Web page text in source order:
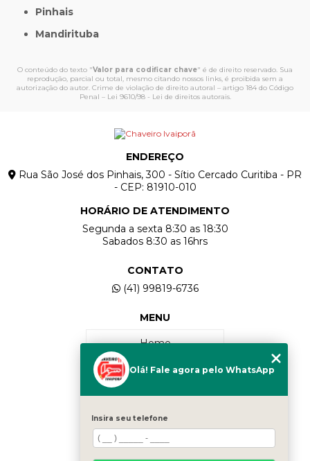
Pinhais
Mandirituba
O conteúdo do texto "Valor para codificar chave" é de direito reservado. Sua
reprodução, parcial ou total, mesmo citando nossos links, é proibida sem a
autorização do autor. Crime de violação de direito autoral – artigo 184 do Código
Penal – Lei 9610/98 - Lei de direitos autorais.
ENDEREÇO
Rua São José dos Pinhais, 300 - Sítio Cercado Curitiba - PR
- CEP: 81910-010
HORÁRIO DE ATENDIMENTO
Segunda a sexta 8:30 as 18:30
Sabados 8:30 as 16hrs
CONTATO
(41) 99819-6736
MENU
Home
Quem Somos
Contato
Olá! Fale agora pelo WhatsApp
Insira seu telefone